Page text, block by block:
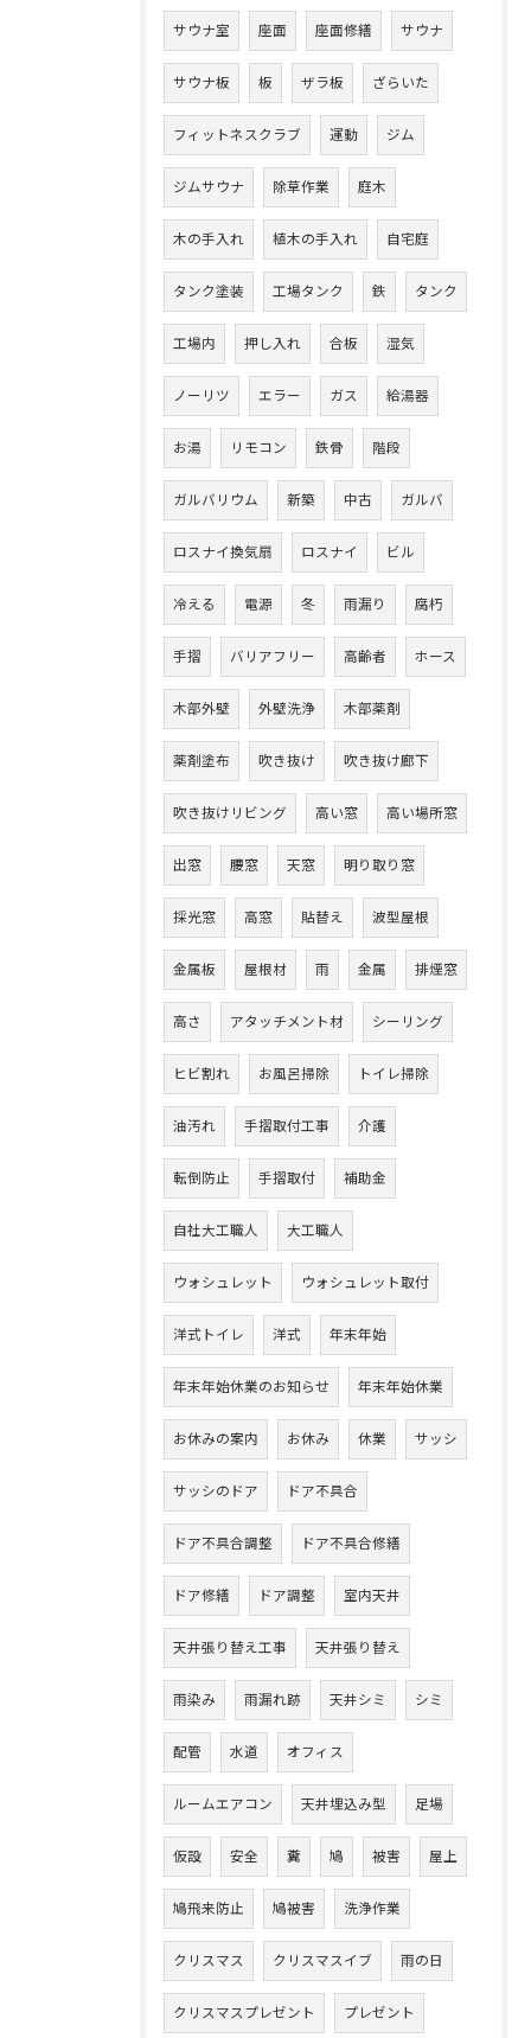
サウナ室 座面 座面修繕 サウナ
サウナ板 板 ザラ板 ざらいた
フィットネスクラブ 運動 ジム
ジムサウナ 除草作業 庭木
木の手入れ 植木の手入れ 自宅庭
タンク塗装 工場タンク 鉄 タンク
工場内 押し入れ 合板 湿気
ノーリツ エラー ガス 給湯器
お湯 リモコン 鉄骨 階段
ガルバリウム 新築 中古 ガルバ
ロスナイ換気扇 ロスナイ ビル
冷える 電源 冬 雨漏り 腐朽
手摺 バリアフリー 高齢者 ホース
木部外壁 外壁洗浄 木部薬剤
薬剤塗布 吹き抜け 吹き抜け廊下
吹き抜けリビング 高い窓 高い場所窓
出窓 腰窓 天窓 明り取り窓
採光窓 高窓 貼替え 波型屋根
金属板 屋根材 雨 金属 排煙窓
高さ アタッチメント材 シーリング
ヒビ割れ お風呂掃除 トイレ掃除
油汚れ 手摺取付工事 介護
転倒防止 手摺取付 補助金
自社大工職人 大工職人
ウォシュレット ウォシュレット取付
洋式トイレ 洋式 年末年始
年末年始休業のお知らせ 年末年始休業
お休みの案内 お休み 休業 サッシ
サッシのドア ドア不具合
ドア不具合調整 ドア不具合修繕
ドア修繕 ドア調整 室内天井
天井張り替え工事 天井張り替え
雨染み 雨漏れ跡 天井シミ シミ
配管 水道 オフィス
ルームエアコン 天井埋込み型 足場
仮設 安全 糞 鳩 被害 屋上
鳩飛来防止 鳩被害 洗浄作業
クリスマス クリスマスイブ 雨の日
クリスマスプレゼント プレゼント